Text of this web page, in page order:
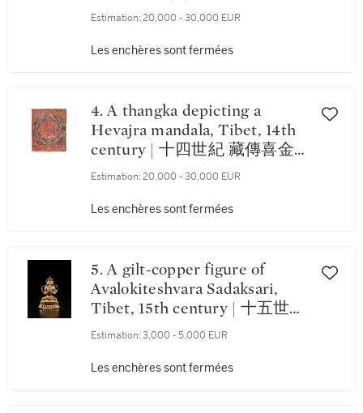
红威羅瓦金剛曼荼羅唐卡 設色
Estimation: 20,000 - 30,000 EUR
Les enchères sont fermées
4. A thangka depicting a
Hevajra mandala, Tibet, 14th
century | 十四世紀 藏傳喜金
剛曼荼羅唐卡 設色布本
Estimation: 20,000 - 30,000 EUR
Les enchères sont fermées
5. A gilt-copper figure of
Avalokiteshvara Sadaksari,
Tibet, 15th century | 十五世紀
藏傳鎏金銅觀音菩薩坐像
Estimation: 3,000 - 5,000 EUR
Les enchères sont fermées